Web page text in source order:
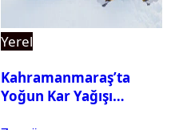
Yerel
Kahramanmaraş’ta
Yoğun Kar Yağışı